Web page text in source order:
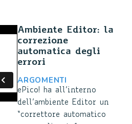
Ambiente Editor: la
correzione
automatica degli
errori
ARGOMENTI
ePico! ha all’interno
dell’ambiente Editor un
“correttore automatico